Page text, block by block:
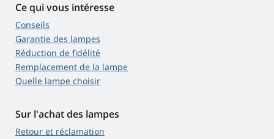
Ce qui vous intéresse
Conseils
Garantie des lampes
Réduction de fidélité
Remplacement de la lampe
Quelle lampe choisir
Sur l'achat des lampes
Retour et réclamation